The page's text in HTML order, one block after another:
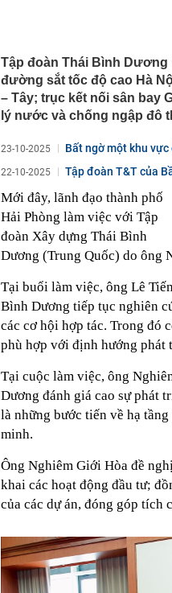
22:07
Không cần
huynh -
22:03
Ukraine
của Nga
22:02
Nam
định: Riêng
21:37
Tổng
21:35
Du khách
nghiện rất
21:20
Miền Bắc
38 lần táo:
Tập đoàn Thái Bình
đường sắt tốc độ cao Hà
– Tây; trục kết nối sân bay
lý nước và chống ngập đô
23-10-2025 Bất ngờ một khu vực
22-10-2025 Tập đoàn T&T của
Mới đây, lãnh đạo thành phố
Hải Phòng làm việc với Tập
đoàn Xây dựng Thái Bình
Dương (Trung Quốc) do ông
Tại buổi làm việc, ông Lê
Bình Dương tiếp tục nghiên
các cơ hội hợp tác. Trong đó
phù hợp với định hướng phát
Tại cuộc làm việc, ông
Dương đánh giá cao sự phát
là những bước tiến về hạ
minh.
Ông Nghiêm Giới Hòa đề
khai các hoạt động đầu tư;
của các dự án, đóng góp tích